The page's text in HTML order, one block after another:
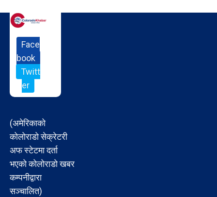
Face
book
Twitt
er
(अमेरिकाको
कोलोराडो सेक्रेटरी
अफ स्टेटमा दर्ता
भएको कोलोराडो खबर
कम्पनीद्वारा
सञ्चालित)